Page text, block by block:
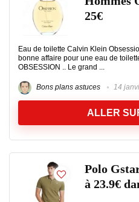
25€
Eau de toilette Calvin Klein
bonne affaire pour une eau de
OBSESSION .. Le grand ...
Bons plans astuces 14
ALLER
Polo
à 23.9€